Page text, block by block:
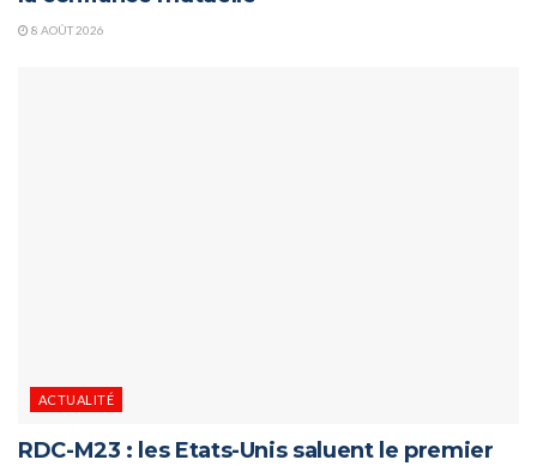
8 AOÛT 2026
ACTUALITÉ
RDC-M23 : les Etats-Unis saluent le premier